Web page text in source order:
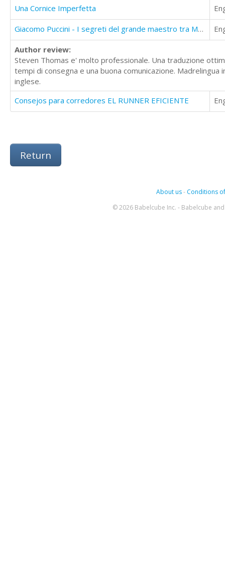
Una Cornice Imperfetta
Giacomo Puccini - I segreti del grande maestro tra Musica e massoneria
Author review:
Steven Thomas e' molto professionale. Una traduzione
tempi di consegna e una buona comunicazione.
inglese.
Consejos para corredores EL RUNNER EFICIENTE
Return
About us- Conditions
© 2026 Babelcube Inc. - Babelcube